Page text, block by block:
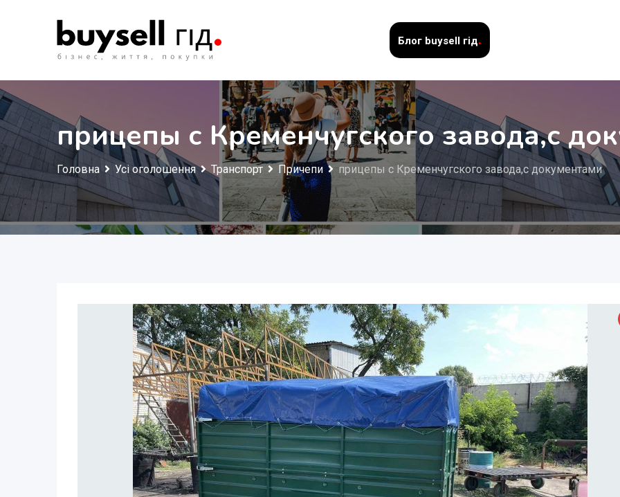
Блог buysell гід.
прицепы с Кременчугского завода,с
Головна Усі оголошення Транспорт Причепи прицепы с Кременчугского завода,с документами